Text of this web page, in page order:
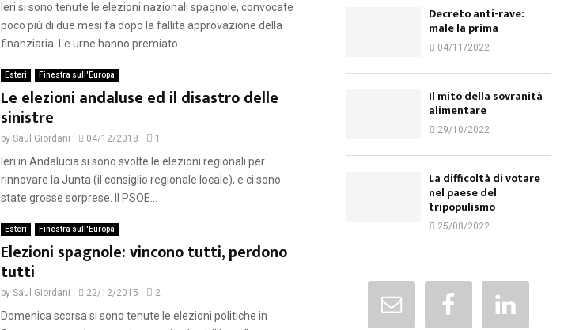
Ieri si sono tenute le elezioni nazionali spagnole, convocate
poco più di due mesi fa dopo la fallita approvazione della
finanziaria. Le urne hanno premiato...
Esteri Finestra sull'Europa
Le elezioni andaluse ed il disastro delle
sinistre
by Saul Giordani 04/12/2018 1
Ieri in Andalucia si sono svolte le elezioni regionali per
rinnovare la Junta (il consiglio regionale locale), e ci sono
state grosse sorprese. Il PSOE...
Esteri Finestra sull'Europa
Elezioni spagnole: vincono tutti, perdono
tutti
by Saul Giordani 22/12/2015 2
Domenica scorsa si sono tenute le elezioni politiche in
Decreto anti-rave:
male la prima
04/11/2022
Il mito della sovranità
alimentare
29/10/2022
La difficoltà di votare
nel paese del
tripopulismo
25/08/2022